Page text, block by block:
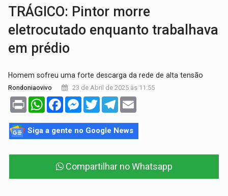
TRÁGICO: Pintor morre
eletrocutado enquanto trabalhava
em prédio
Homem sofreu uma forte descarga da rede de alta tensão
Rondoniaovivo 23 de Abril de 2025 às 11:55
Print WhatsAppFacebookMessenger
TwitterTelegram
Siga a gente no Google News
Compartilhar no Whatsapp